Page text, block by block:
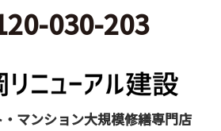
030-203
マンション大規模修繕専門店